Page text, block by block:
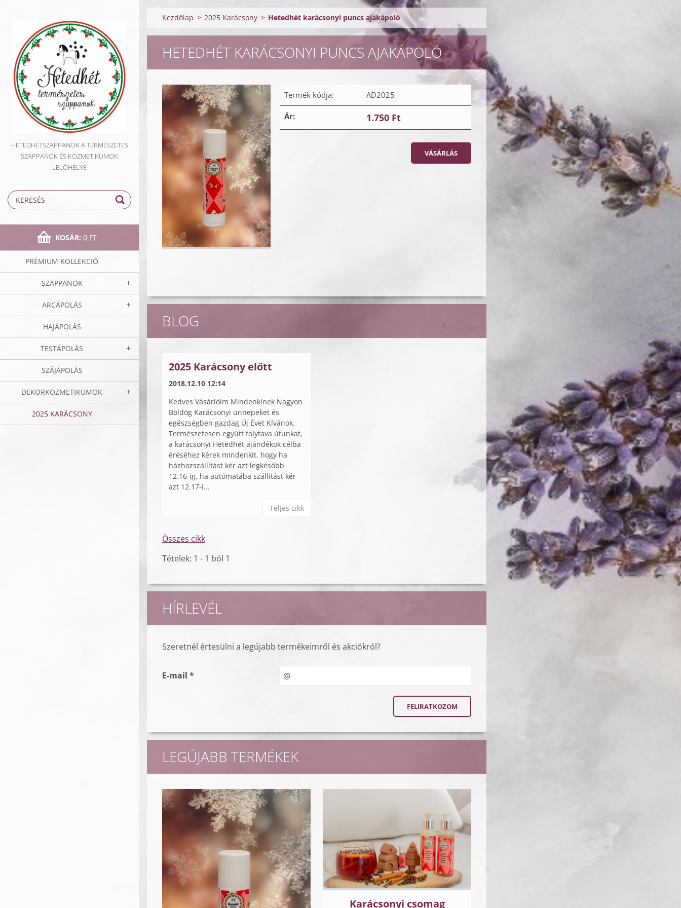
HETEDHÉTSZAPPANOK A TERMÉSZETES
SZAPPANOK ÉS KOZMETIKUMOK
LELŐHELYE
KOSÁR: 0 FT
PRÉMIUM KOLLEKCIÓ
SZAPPANOK
ARCÁPOLÁS
HAJÁPOLÁS
TESTÁPOLÁS
SZÁJÁPOLÁS
DEKORKOZMETIKUMOK
2025 KARÁCSONY
Kezdőlap > 2025 Karácsony > Hetedhét karácsonyi puncs ajakápoló
HETEDHÉT KARÁCSONYI PUNCS AJAKÁPOLÓ
Termék kódja: AD2025
Ár: 1.750 Ft
BLOG
2025 Karácsony előtt
2018.12.10 12:14
Kedves Vásárlóim Mindenkinek Nagyon
Boldog Karácsonyi ünnepeket és
egészségben gazdag Új Évet Kívánok.
Természetesen együtt folytava útunkat,
a karácsonyi Hetedhét ajándékok célba
éréséhez kérek mindenkit, hogy ha
házhozszállítást kér azt legkésőbb
12.16-ig, ha autómatába szállítást kér
azt 12.17-i...
Teljes cikk
Összes cikk
Tételek: 1 - 1 ból 1
HÍRLEVÉL
Szeretnél értesülni a legújabb termékeimről és akciókról?
E-mail *
LEGÚJABB TERMÉKEK
Karácsonyi csomag